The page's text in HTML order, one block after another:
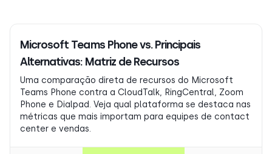
Microsoft Teams Phone vs. Principais
Alternativas: Matriz de Recursos
Uma comparação direta de recursos do Microsoft
Teams Phone contra a CloudTalk, RingCentral, Zoom
Phone e Dialpad. Veja qual plataforma se destaca nas
métricas que mais importam para equipes de contact
center e vendas.